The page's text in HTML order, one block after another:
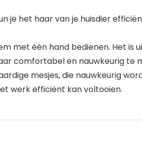
je het haar van je huisdier
met één hand bedienen. Het
comfortabel en nauwkeurig te
mesjes, die nauwkeurig
werk efficiënt kan voltooien.